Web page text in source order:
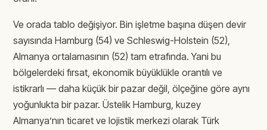
Ve orada tablo değişiyor. Bin işletme başına düşen devir
sayısında Hamburg (54) ve Schleswig-Holstein (52),
Almanya ortalamasının (52) tam etrafında. Yani bu
bölgelerdeki fırsat, ekonomik büyüklükle orantılı ve
istikrarlı — daha küçük bir pazar değil, ölçeğine göre aynı
yoğunlukta bir pazar. Üstelik Hamburg, kuzey
Almanya’nın ticaret ve lojistik merkezi olarak Türk